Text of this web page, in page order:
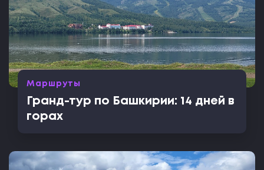
Маршруты
Гранд-тур по Башкирии: 14 дней в
горах